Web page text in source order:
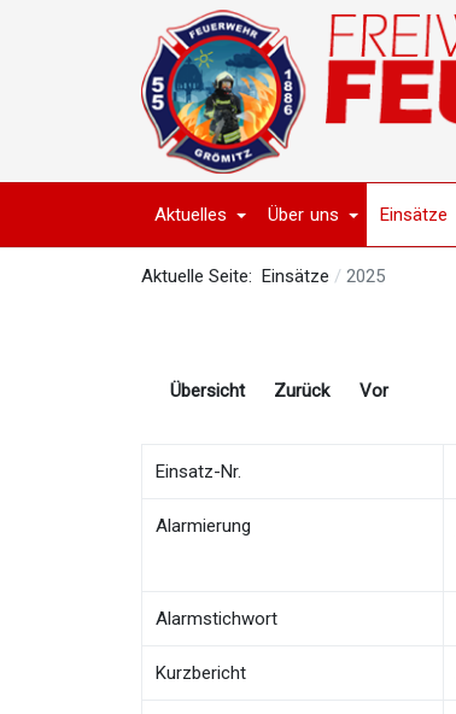
Aktuelles Über uns Einsätze
Aktuelle Seite: Einsätze 2025
Übersicht Zurück Vor
Einsatz-Nr.
Alarmierung
Alarmstichwort
Kurzbericht